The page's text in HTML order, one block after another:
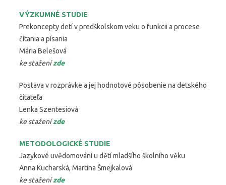
VÝZKUMNÉ STUDIE
Prekoncepty detí v predškolskom veku o funkcii a procese
čítania a písania
Mária Belešová
ke staženízde
Postava v rozprávke a jej hodnotové pôsobenie na detského
čitateľa
Lenka Szentesiová
ke staženízde
METODOLOGICKÉ STUDIE
Jazykové uvědomování u dětí mladšího školního věku
Anna Kucharská, Martina Šmejkalová
ke staženízde